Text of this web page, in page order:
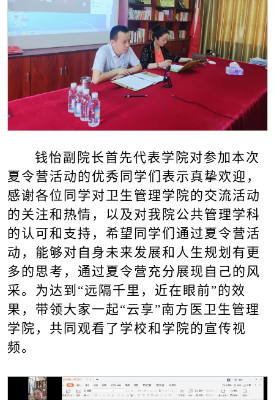
钱怡副院长首先代表学院对参加本次
夏令营活动的优秀同学们表示真挚欢迎，
感谢各位同学对卫生管理学院的交流活动
的关注和热情，以及对我院公共管理学科
的认可和支持，希望同学们通过夏令营活
动，能够对自身未来发展和人生规划有更
多的思考，通过夏令营充分展现自己的风
采。为达到“远隔千里，近在眼前”的效
果，带领大家一起“云享”南方医卫生管理
学院，共同观看了学校和学院的宣传视
频。